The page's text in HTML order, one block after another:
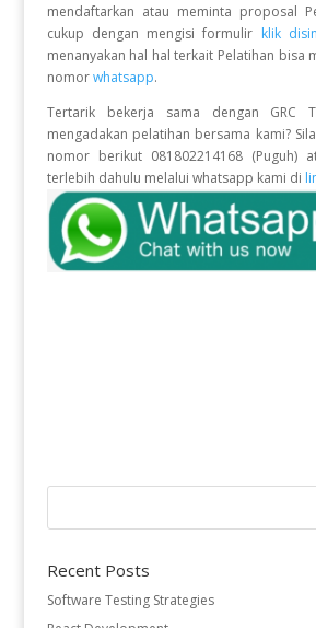
mendaftarkan atau meminta proposal
cukup dengan mengisi formulir klik
menanyakan hal hal terkait Pelatihan bisa
nomor whatsapp.
Tertarik bekerja sama dengan GRC
mengadakan pelatihan bersama kami?
nomor berikut 081802214168 (Puguh)
terlebih dahulu melalui whatsapp kami di
Recent Posts
Software Testing Strategies